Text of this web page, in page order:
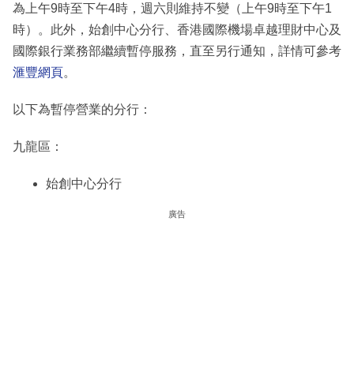
為上午9時至下午4時，週六則維持不變（上午9時至下午1
時）。此外，始創中心分行、香港國際機場卓越理財中心及
國際銀行業務部繼續暫停服務，直至另行通知，詳情可參考
滙豐網頁。
以下為暫停營業的分行：
九龍區：
始創中心分行
廣告